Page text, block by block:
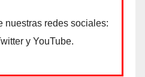
nuestras redes sociales:
y YouTube.